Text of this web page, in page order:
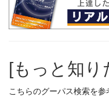
[もっと知り
こちらのグーパス検索を参